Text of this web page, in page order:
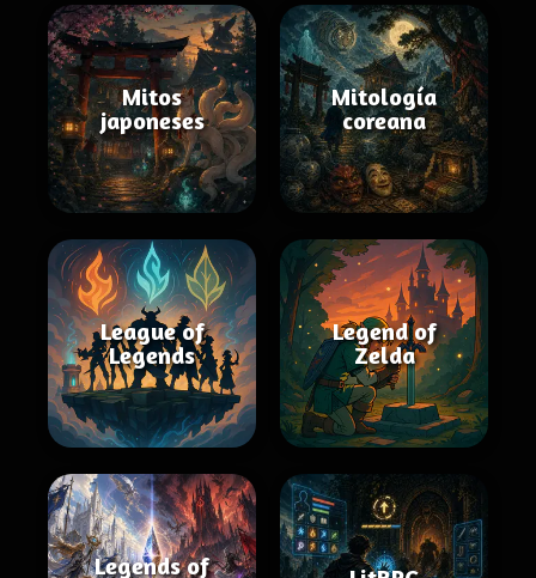
Mitos
japoneses
Mitología
coreana
League of
Legends
Legend of
Zelda
Legends of